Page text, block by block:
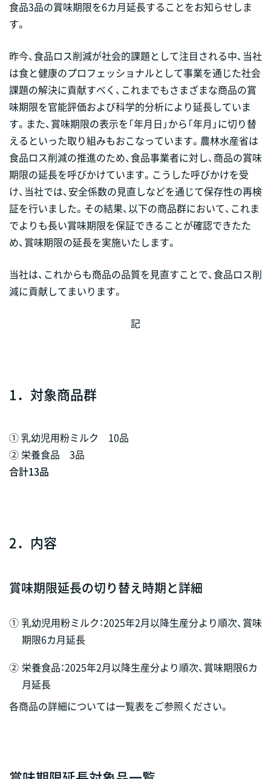
食品3品の賞味期限を6カ月延長することをお知らせしま
す。
昨今、食品ロス削減が社会的課題として注目される中、当社
は食と健康のプロフェッショナルとして事業を通じた社会
課題の解決に貢献すべく、これまでもさまざまな商品の賞
味期限を官能評価および科学的分析により延長していま
す。また、賞味期限の表示を「年月日」から「年月」に切り替
えるといった取り組みもおこなっています。農林水産省は
食品ロス削減の推進のため、食品事業者に対し、商品の賞味
期限の延長を呼びかけています。こうした呼びかけを受
け、当社では、安全係数の見直しなどを通じて保存性の再検
証を行いました。その結果、以下の商品群において、これま
でよりも長い賞味期限を保証できることが確認できたた
め、賞味期限の延長を実施いたします。
当社は、これからも商品の品質を見直すことで、食品ロス削
減に貢献してまいります。
記
1．対象商品群
① 乳幼児用粉ミルク 10品
② 栄養食品 3品
合計13品
2．内容
賞味期限延長の切り替え時期と詳細
① 乳幼児用粉ミルク：2025年2月以降生産分より順次、賞味
期限6カ月延長
② 栄養食品：2025年2月以降生産分より順次、賞味期限6カ
月延長
各商品の詳細については一覧表をご参照ください。